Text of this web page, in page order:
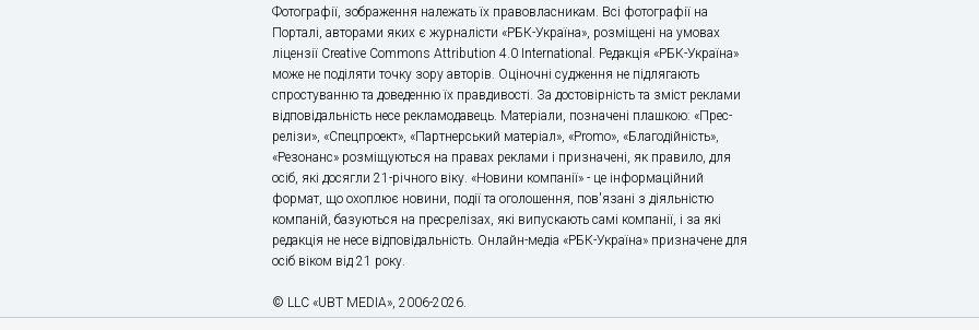
Фотографії, зображення належать їх правовласникам. Всі фотографії на
Порталі, авторами яких є журналісти «РБК-Україна», розміщені на умовах
ліцензії Creative Commons Attribution 4.0 International. Редакція «РБК-Україна»
може не поділяти точку зору авторів. Оціночні судження не підлягають
спростуванню та доведенню їх правдивості. За достовірність та зміст реклами
відповідальність несе рекламодавець. Матеріали, позначені плашкою: «Прес-
релізи», «Спецпроект», «Партнерський матеріал», «Promo», «Благодійність»,
«Резонанс» розміщуються на правах реклами і призначені, як правило, для
осіб, які досягли 21-річного віку. «Новини компанії» - це інформаційний
формат, що охоплює новини, події та оголошення, пов'язані з діяльністю
компаній, базуються на пресрелізах, які випускають самі компанії, і за які
редакція не несе відповідальність. Онлайн-медіа «РБК-Україна» призначене для
осіб віком від 21 року.
© LLC «UBT MEDIA», 2006-2026.